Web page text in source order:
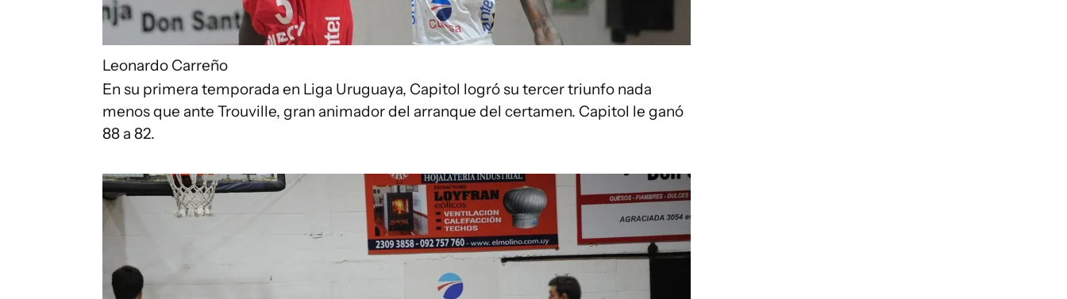
Leonardo Carreño
En su primera temporada en Liga Uruguaya, Capitol logró su tercer triunfo nada
menos que ante Trouville, gran animador del arranque del certamen. Capitol le ganó
88 a 82.